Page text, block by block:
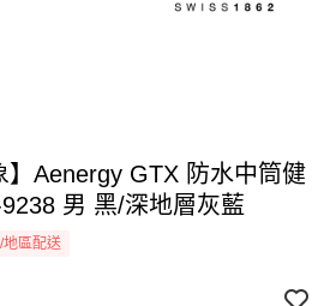
】Aenergy GTX 防水中筒健
男 黑/深地層灰藍
地區配送